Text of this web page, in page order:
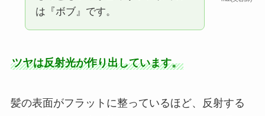
は『ボブ』です。
ツヤは反射光が作り出しています。
髪の表面がフラットに整っているほど、反射する